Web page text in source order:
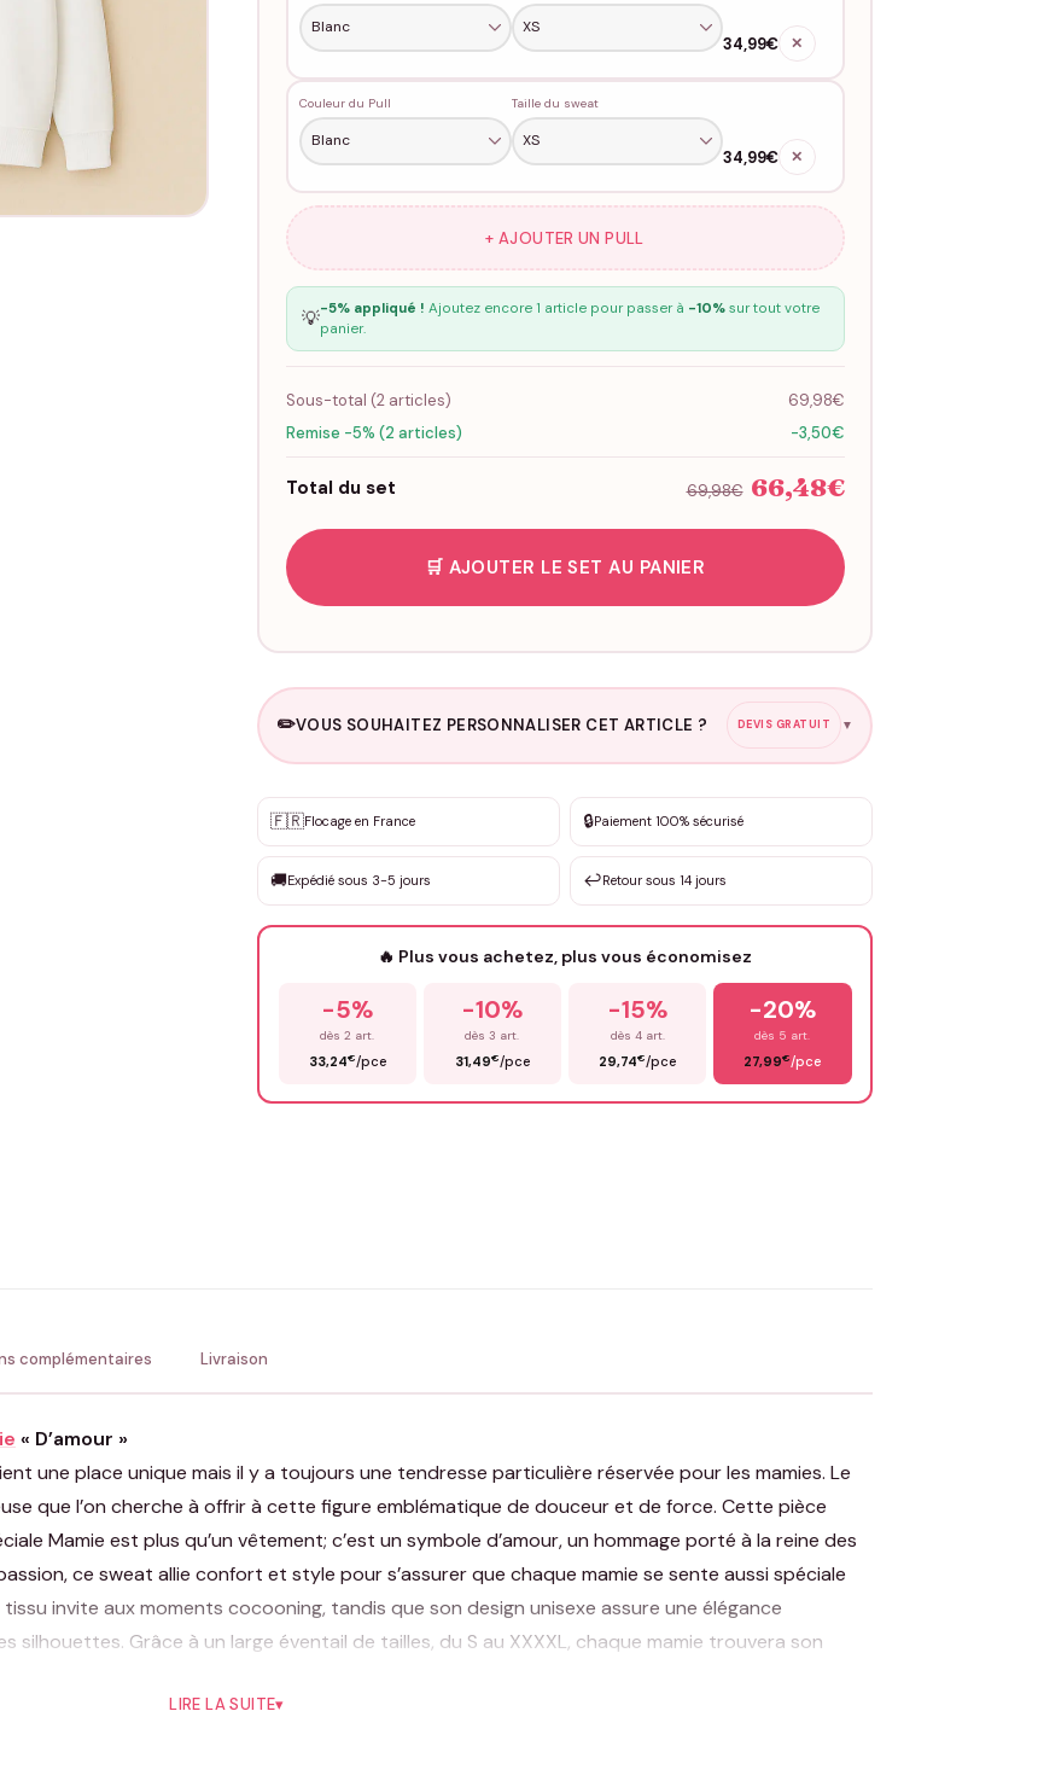
34,99€ ✕
Couleur du Pull Taille du sweat
34,99€ ✕
+ AJOUTER UN PULL
💡-5% appliqué ! Ajoutez encore 1 article pour passer à -10%sur tout votre
panier.
Sous-total (2articles)
69,98€
Remise -5% (2 articles)
-3,50€
Total du set 69,98€ 66,48€
🛒 AJOUTER LE SET AU PANIER
✏️VOUS SOUHAITEZ PERSONNALISER CET ARTICLE ? DEVIS GRATUIT ▼
✨ Personnalisation sur mesure
DEVIS GRATUIT · Personnalisation de 3 à 10€ selon la demande
Que souhaitez-vous ?
🇫🇷Flocage en France 🔒Paiement 100% sécurisé
🚚Expédié sous 3-5 jours ↩️Retour sous 14 jours
🔥 Plus vous achetez, plus vous économisez
-5%
dès 2 art.
33,24€/pce
-10%
dès 3 art.
31,49€/pce
-15%
dès 4 art.
29,74€/pce
-20%
dès 5 art.
27,99€/pce
complémentaires Livraison
« D’amour »
une place unique mais il y a toujours une tendresse particulière réservée pour les mamies. Le
que l’on cherche à offrir à cette figure emblématique de douceur et de force. Cette pièce
Mamie est plus qu’un vêtement; c’est un symbole d’amour, un hommage porté à la reine des
ce sweat allie confort et style pour s’assurer que chaque mamie se sente aussi spéciale
invite aux moments cocooning, tandis que son design unisexe assure une élégance
Grâce à un large éventail de tailles, du S au XXXXL, chaque mamie trouvera son
personnalisable « spécial Mamie » d’Assortis Moi, c’est choisir un présent personnalisé et
LIRE LA SUITE▾